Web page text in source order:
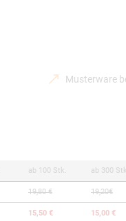
Musterware
ab 100 Stk. ab 300
19,80 € 19,20€
15,50 € 15,00 €